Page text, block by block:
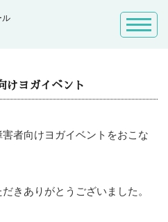
ル
けヨガイベント
者向けヨガイベントをおこな
きありがとうございました。